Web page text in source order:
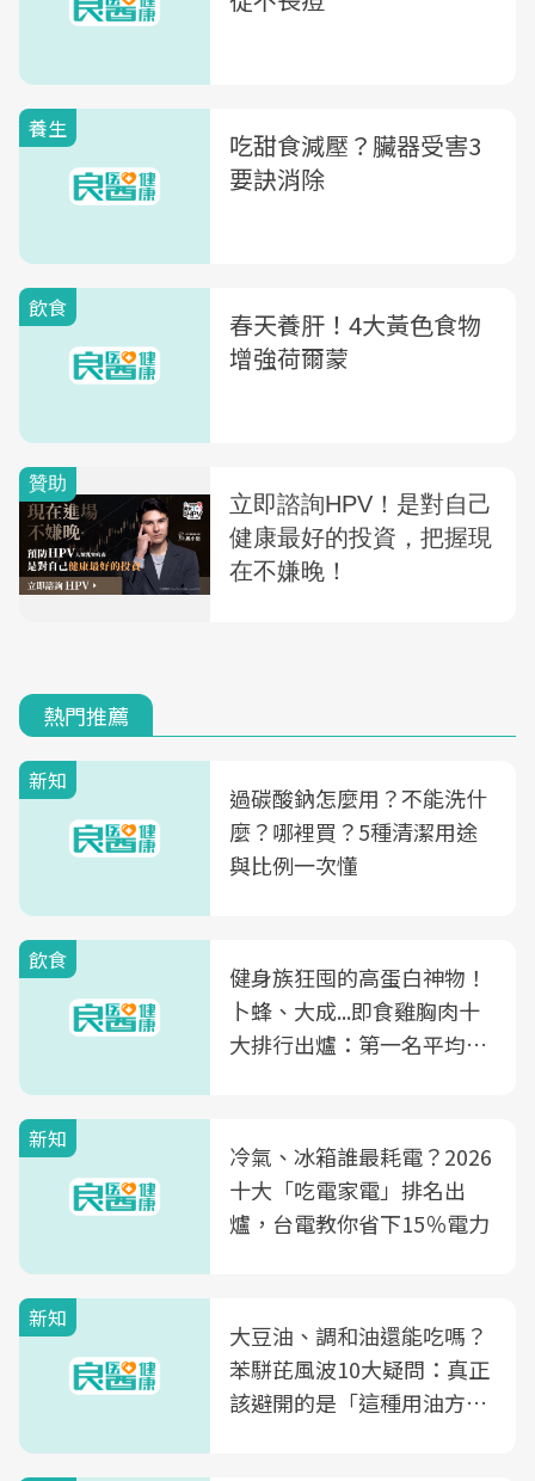
養生
吃甜食減壓？臟器受害3
要訣消除
飲食
春天養肝！4大黃色食物
增強荷爾蒙
熱門推薦
新知
過碳酸鈉怎麼用？不能洗什
麼？哪裡買？5種清潔用途
與比例一次懂
飲食
健身族狂囤的高蛋白神物！
卜蜂、大成...即食雞胸肉十
大排行出爐：第一名平均一
新知
冷氣、冰箱誰最耗電？2026
十大「吃電家電」排名出
爐，台電教你省下15％電力
新知
大豆油、調和油還能吃嗎？
苯駢芘風波10大疑問：真正
該避開的是「這種用油方